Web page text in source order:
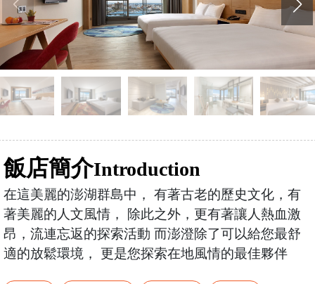
飯店簡介Introduction
在這美麗的澎湖群島中， 有著古老的歷史文化，有
著美麗的人文風情， 除此之外，更有著讓人熱血激
昂，流連忘返的探索活動 而澎澄除了可以給您最舒
適的放鬆環境， 更是您探索在地風情的最佳夥伴